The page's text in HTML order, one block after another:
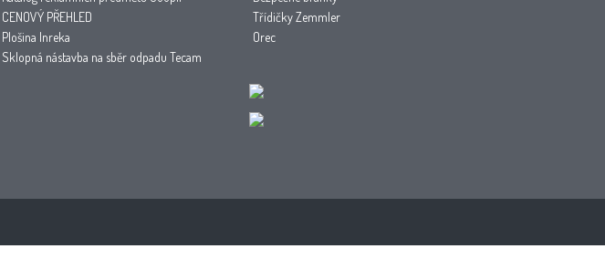
CENOVÝ PŘEHLED
Plošina Inreka
Sklopná nástavba na sběr odpadu Tecam
Třídičky Zemmler
Orec